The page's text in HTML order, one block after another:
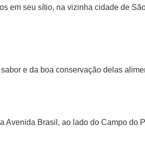
em seu sítio, na vizinha cidade de
e da boa conservação delas
Avenida Brasil, ao lado do Campo do